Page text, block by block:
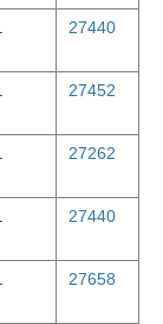
27440
27452
27262
27440
27658